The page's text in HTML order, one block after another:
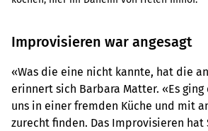
Improvisieren war angesagt
«Was die eine nicht kannte, hat die
erinnert sich Barbara Matter. «Es
uns in einer fremden Küche und mit
zurecht finden. Das Improvisieren hat